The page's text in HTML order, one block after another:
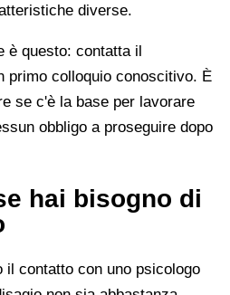
diverse.
è questo: contatta il
primo colloquio conoscitivo. È
se c'è la base per lavorare
obbligo a proseguire dopo
hai bisogno di
il contatto con uno psicologo